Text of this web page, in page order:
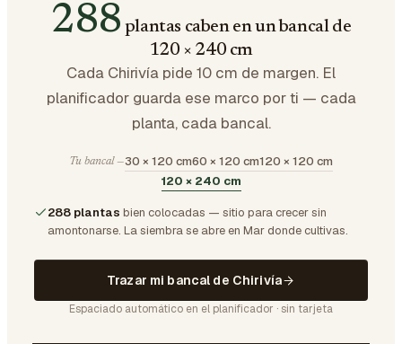
288 plantas caben en un bancal de
120 × 240 cm
Cada Chirivía pide 10 cm de margen. El
planificador guarda ese marco por ti — cada
planta, cada bancal.
Tu bancal —30 × 120 cm60 × 120 cm120 × 120 cm
120 × 240 cm
288 plantas bien colocadas — sitio para crecer sin
amontonarse. La siembra se abre en Mar donde cultivas.
Trazar mi bancal de Chirivía
Espaciado automático en el planificador · sin tarjeta